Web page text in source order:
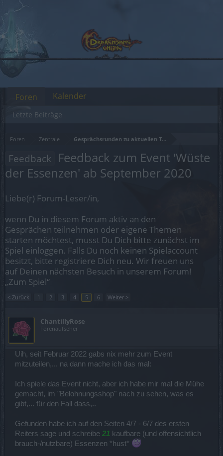
Foren Zentrale Gesprächsrunden zu aktuellen Themen
Feedback Feedback zum Event 'Wüste
der Essenzen' ab September 2020
Liebe(r) Forum-Leser/in,
wenn Du in diesem Forum aktiv an den
Gesprächen teilnehmen oder eigene Themen
starten möchtest, musst Du Dich bitte zunächst im
Spiel einloggen. Falls Du noch keinen Spielaccount
besitzt, bitte registriere Dich neu. Wir freuen uns
auf Deinen nächsten Besuch in unserem Forum!
„Zum Spiel“
< Zurück 1 2 3 4 5 6 Weiter >
ChantillyRose
Forenaufseher
Uih, seit Februar 2022 gabs nix mehr zum Event
mitzuteilen,... na dann mache ich das mal:
Ich spiele das Event nicht, aber ich habe mir mal die Mühe
gemacht, im "Belohnungsshop" nach zu sehen, was es
gibt,... für den Fall dass,..
Gefunden habe ich auf den Seiten 4/7 - 6/7 des ersten
Reiters sage und schreibe 21 kaufbare (und offensichtlich
brauch-/nutzbare) Essenzen *hust*
Foren
Letzte Beiträge
Kalender